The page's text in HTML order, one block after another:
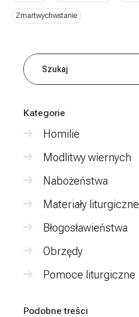
Zmartwychwstanie
Szukaj
Kategorie
Homilie
Modlitwy wiernych
Nabożeństwa
Materiały liturgiczne
Błogosławieństwa
Obrzędy
Pomoce liturgiczne
Podobne treści